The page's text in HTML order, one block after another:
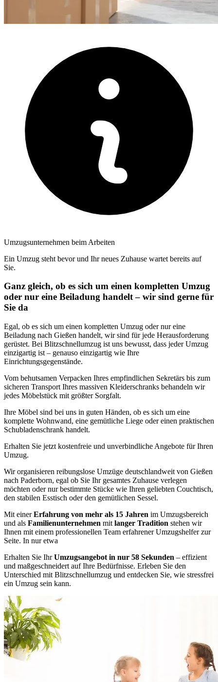
Umzugsunternehmen beim Arbeiten
Ein Umzug steht bevor und Ihr neues Zuhause wartet bereits auf
Sie.
Ganz gleich, ob es sich um einen kompletten Umzug
oder nur eine Beiladung handelt – wir sind gerne für
Sie da
Egal, ob es sich um einen kompletten Umzug oder nur eine
Beiladung nach Gießen handelt, wir sind für jede Herausforderung
gerüstet. Bei Blitzschnellumzug ist uns bewusst, dass jeder Umzug
einzigartig ist – genauso einzigartig wie Ihre
Einrichtungsgegenstände.
Vom behutsamen Verpacken Ihres empfindlichen Sekretärs bis zum
sicheren Transport Ihres massiven Kleiderschranks behandeln wir
jedes Möbelstück mit größter Sorgfalt.
Ihre Möbel sind bei uns in guten Händen, ob es sich um eine
komplette Wohnwand, eine gemütliche Liege oder einen praktischen
Schubladenschrank handelt.
Erhalten Sie jetzt kostenfreie und unverbindliche Angebote für Ihren
Umzug.
Wir organisieren reibungslose Umzüge deutschlandweit von Gießen
nach Paderborn, egal ob Sie Ihr gesamtes Zuhause verlegen
möchten oder nur bestimmte Stücke wie Ihren geliebten Couchtisch,
den stabilen Esstisch oder den gemütlichen Sessel.
Mit einerErfahrung von mehr als 15 Jahren im Umzugsbereich
und als Familienunternehmen mit langer Tradition stehen wir
Ihnen mit einem professionellen Team erfahrener Umzugshelfer zur
Seite. In nur etwa
Erhalten Sie IhrUmzugsangebot in nur 58 Sekunden – effizient
und maßgeschneidert auf Ihre Bedürfnisse. Erleben Sie den
Unterschied mit Blitzschnellumzug und entdecken Sie, wie stressfrei
ein Umzug sein kann.